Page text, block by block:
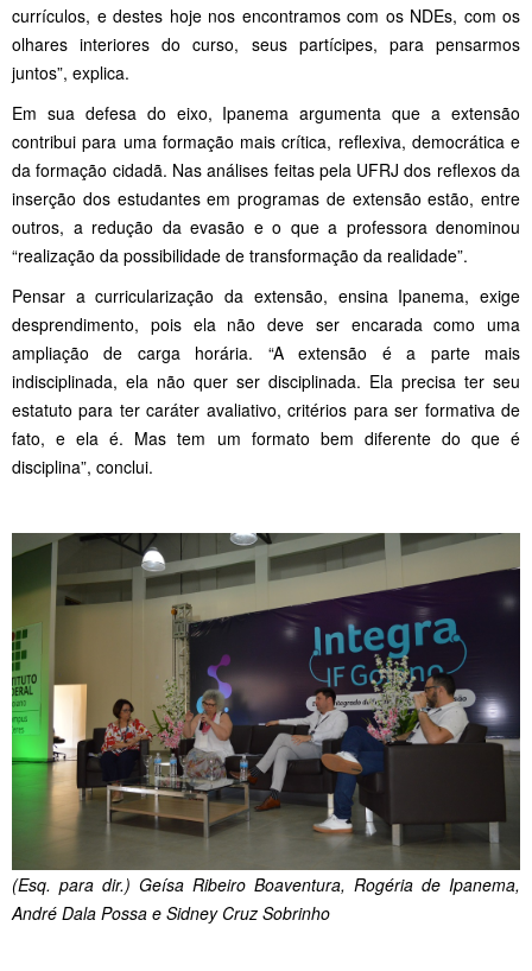
currículos, e destes hoje nos encontramos com os NDEs, com os
olhares interiores do curso, seus partícipes, para pensarmos
juntos”, explica.
Em sua defesa do eixo, Ipanema argumenta que a extensão
contribui para uma formação mais crítica, reflexiva, democrática e
da formação cidadã. Nas análises feitas pela UFRJ dos reflexos da
inserção dos estudantes em programas de extensão estão, entre
outros, a redução da evasão e o que a professora denominou
“realização da possibilidade de transformação da realidade”.
Pensar a curricularização da extensão, ensina Ipanema, exige
desprendimento, pois ela não deve ser encarada como uma
ampliação de carga horária. “A extensão é a parte mais
indisciplinada, ela não quer ser disciplinada. Ela precisa ter seu
estatuto para ter caráter avaliativo, critérios para ser formativa de
fato, e ela é. Mas tem um formato bem diferente do que é
disciplina”, conclui.
(Esq. para dir.) Geísa Ribeiro Boaventura, Rogéria de Ipanema,
André Dala Possa e Sidney Cruz Sobrinho